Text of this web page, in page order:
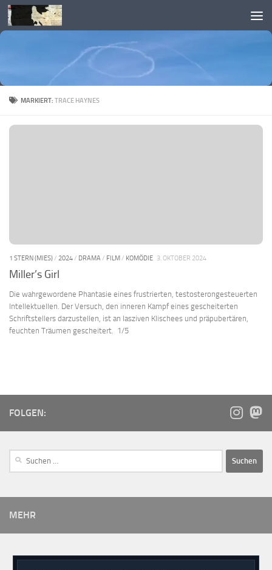
Skip to content
MARKIERT:TRACE HAYNES
1 STERN (MIES)/ 2024/ DRAMA / FILM/ KOMÖDIE 3. OKTOBER 2024
Miller’s Girl
Die wahrgewordene Phantasie eines frustrierten, testosterongesteuerten
Intellektuellen. Der Versuch, den inneren Kampf eines gescheiterten
Schriftstellers darzustellen, ist an lasziven Klischees und präpubertären,
feuchten Träumen gescheitert. 1/5
FOLGEN:
MEHR